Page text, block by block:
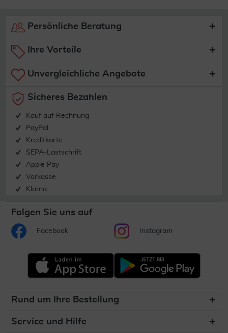
Persönliche Beratung
Ihre Vorteile
Unvergleichliche Angebote
Sicheres Bezahlen
Kauf auf Rechnung
PayPal
Kreditkarte
SEPA-Lastschrift
Apple Pay
Vorkasse
Klarna
Folgen Sie uns auf
Facebook Instagram
Rund um Ihre Bestellung
Service und Hilfe